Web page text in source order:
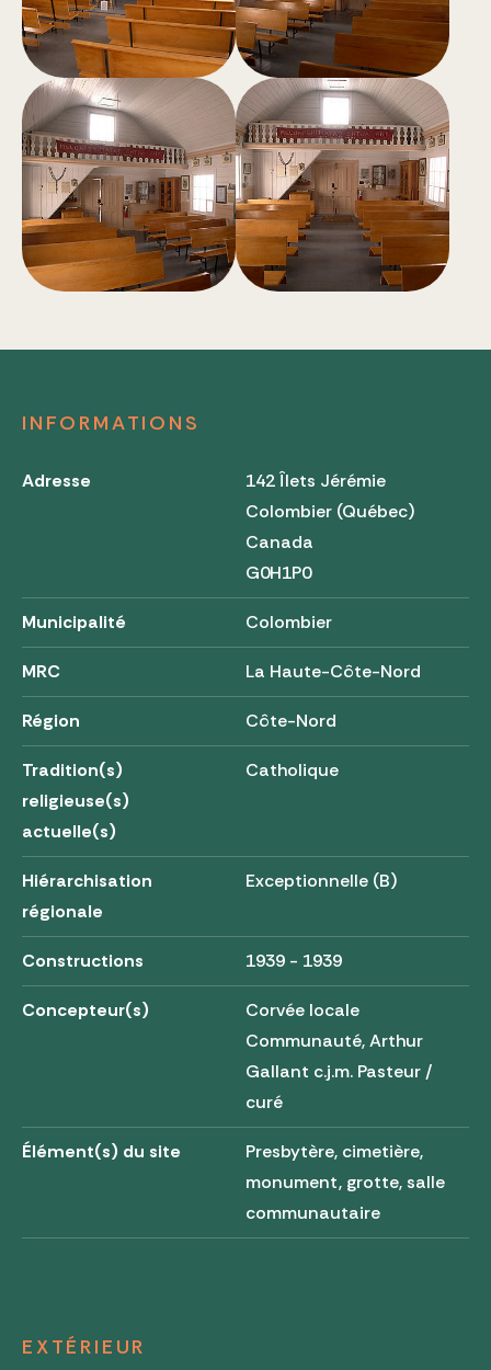
INFORMATIONS
Adresse
142 Îlets Jérémie
Colombier (Québec)
Canada
G0H1P0
Municipalité Colombier
MRC La Haute-Côte-Nord
Région Côte-Nord
Tradition(s)
religieuse(s)
actuelle(s)
Catholique
Hiérarchisation
régionale
Exceptionnelle (B)
Constructions 1939 - 1939
Concepteur(s)
Corvée locale
Communauté, Arthur
Gallant c.j.m. Pasteur /
curé
Élément(s) du site
Presbytère, cimetière,
monument, grotte, salle
communautaire
EXTÉRIEUR